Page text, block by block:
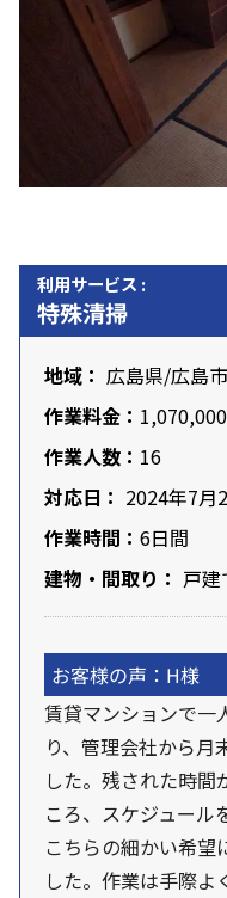
利用サービス :
特殊清掃
地域： 広島県/広島
作業料金：
作業人数： 16
対応日： 2024年7月
作業時間： 6日間
建物・間取り： 戸
お客様の声：H様
賃貸マンションで一
り、管理会社から月
した。残された時間
ころ、スケジュール
こちらの細かい希望
した。作業は手際よ